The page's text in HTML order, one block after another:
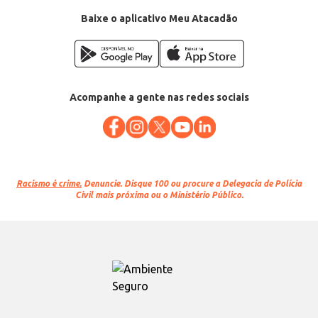
Baixe o aplicativo Meu Atacadão
Acompanhe a gente nas redes sociais
Racismo é crime. Denuncie. Disque 100 ou procure a Delegacia de Polícia
Civil mais próxima ou o Ministério Público.